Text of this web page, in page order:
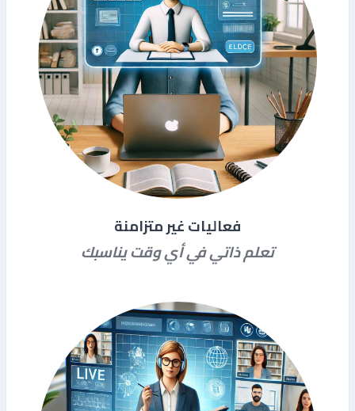
فعاليات غير متزامنة
تعلم ذاتي في أي وقت يناسبك